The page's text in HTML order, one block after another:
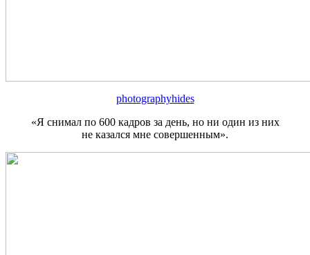
photographyhides
«Я снимал по 600 кадров за день, но ни один из них
не казался мне совершенным».